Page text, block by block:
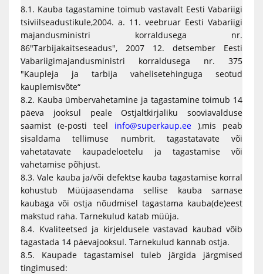
8.1. Kauba tagastamine toimub vastavalt Eesti Vabariigi
tsiviilseadustikule,2004. a. 11. veebruar Eesti Vabariigi
majandusministri korraldusega nr.
86"Tarbijakaitseseadus", 2007 12. detsember Eesti
Vabariigimajandusministri korraldusega nr. 375
"Kaupleja ja tarbija vahelisetehinguga seotud
kauplemisvõte“
8.2. Kauba ümbervahetamine ja tagastamine toimub 14
päeva jooksul peale Ostjaltkirjaliku sooviavalduse
saamist (e-posti teel info@superkaup.ee ),mis peab
sisaldama tellimuse numbrit, tagastatavate või
vahetatavate kaupadeloetelu ja tagastamise või
vahetamise põhjust.
8.3. Vale kauba ja/või defektse kauba tagastamise korral
kohustub Müüjaasendama sellise kauba sarnase
kaubaga või ostja nõudmisel tagastama kauba(de)eest
makstud raha. Tarnekulud katab müüja.
8.4. Kvaliteetsed ja kirjeldusele vastavad kaubad võib
tagastada 14 päevajooksul. Tarnekulud kannab ostja.
8.5. Kaupade tagastamisel tuleb järgida järgmised
tingimused: